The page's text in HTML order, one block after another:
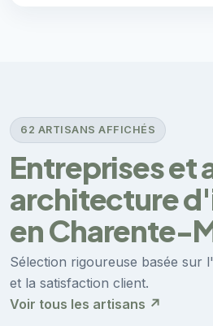
62 ARTISANS AFFICHÉS
Entreprises et
architecture
en Charente-
Sélection rigoureuse basée sur
et la satisfaction client.
Voir tous les artisans ↗